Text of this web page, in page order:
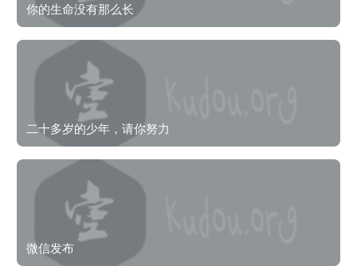
你的生命没有那么长
二十多岁的少年，请你努力
微信发布